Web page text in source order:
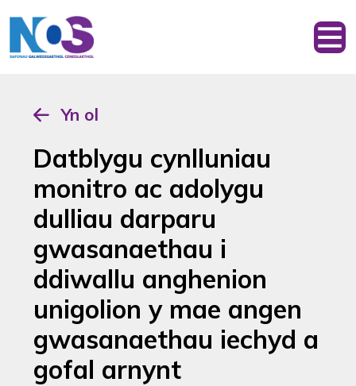
Yn ol
Datblygu cynlluniau
monitro ac adolygu
dulliau darparu
gwasanaethau i
ddiwallu anghenion
unigolion y mae angen
gwasanaethau iechyd a
gofal arnynt